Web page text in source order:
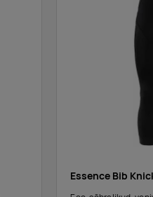
Essence Bib